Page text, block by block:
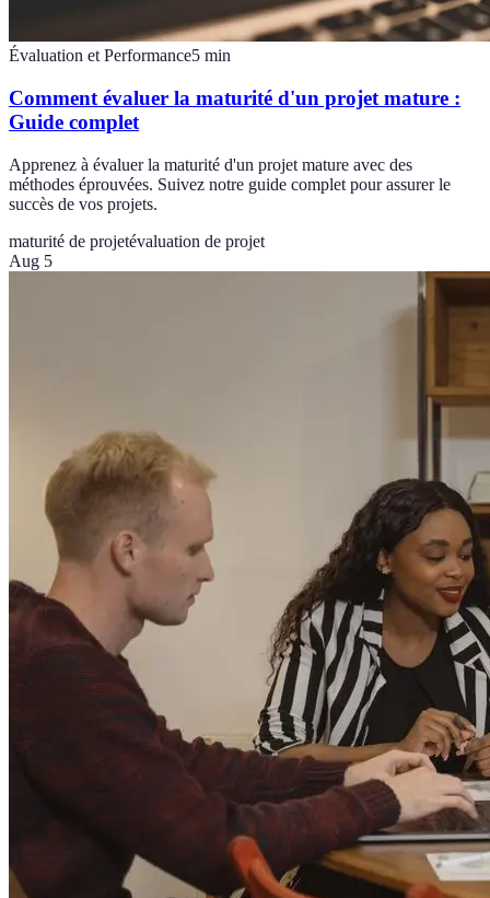
Évaluation et Performance5 min
Comment évaluer la maturité d'un projet mature :
Guide complet
Apprenez à évaluer la maturité d'un projet mature avec des
méthodes éprouvées. Suivez notre guide complet pour assurer le
succès de vos projets.
maturité de projetévaluation de projet
Aug 5